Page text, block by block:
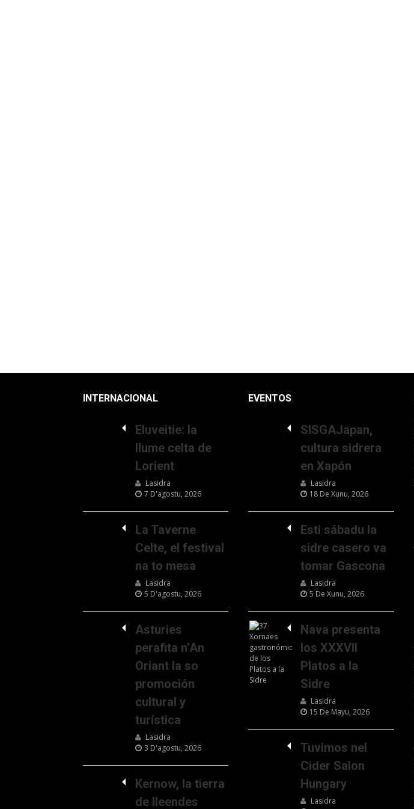
INTERNACIONAL
Eluveitie: la
llume celta de
Lorient
Lasidra
7 D'agostu, 2026
La Taverne
Celte, el festival
na to mesa
Lasidra
5 D'agostu, 2026
Asturies
perafita n’An
Oriant la so
promoción
cultural y
turística
Lasidra
3 D'agostu, 2026
Kernow, la tierra
de lleendes
EVENTOS
SISGAJapan,
cultura sidrera
en Xapón
Lasidra
18 De Xunu, 2026
Esti sábadu la
sidre casero va
tomar Gascona
Lasidra
5 De Xunu, 2026
Nava presenta
los XXXVII
Platos a la
Sidre
Lasidra
15 De Mayu, 2026
Tuvimos nel
Cider Salon
Hungary
Lasidra